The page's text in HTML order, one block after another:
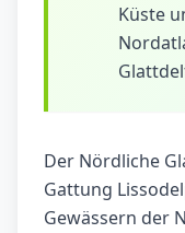
Küste
Der Nördliche
Gattung
Gewässern der